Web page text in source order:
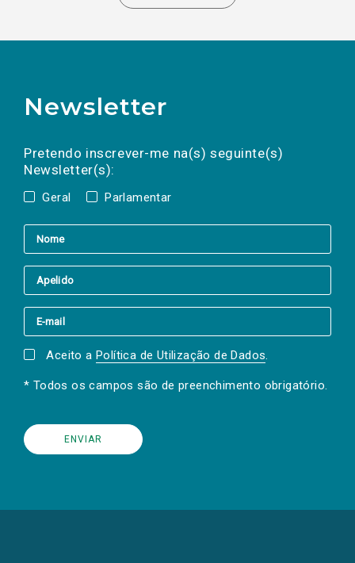
Newsletter
Pretendo inscrever-me na(s) seguinte(s)
Newsletter(s):
Geral Parlamentar
a(s) newsletter(s).
mail
Aceito a Política de Utilização de Dados.
* Todos os campos são de preenchimento obrigatório.